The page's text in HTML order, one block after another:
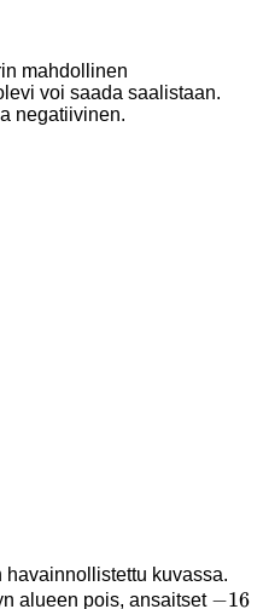
mahdollinen
voi saada saalistaan.
negatiivinen.
kuvassa.
alueen pois, ansaitset -16
−16